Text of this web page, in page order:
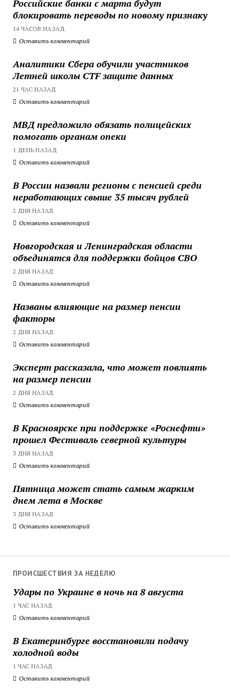
Российские банки с марта будут
блокировать переводы по новому признаку
14 ЧАСОВ НАЗАД
Оставить комментарий
Аналитики Сбера обучили участников
Летней школы CTF защите данных
21 ЧАС НАЗАД
Оставить комментарий
МВД предложило обязать полицейских
помогать органам опеки
1 ДЕНЬ НАЗАД
Оставить комментарий
В России назвали регионы с пенсией среди
неработающих свыше 35 тысяч рублей
2 ДНЯ НАЗАД
Оставить комментарий
Новгородская и Ленинградская области
объединятся для поддержки бойцов СВО
2 ДНЯ НАЗАД
Оставить комментарий
Названы влияющие на размер пенсии
факторы
2 ДНЯ НАЗАД
Оставить комментарий
Эксперт рассказала, что может повлиять
на размер пенсии
2 ДНЯ НАЗАД
Оставить комментарий
В Красноярске при поддержке «Роснефти»
прошел Фестиваль северной культуры
3 ДНЯ НАЗАД
Оставить комментарий
Пятница может стать самым жарким
днем лета в Москве
3 ДНЯ НАЗАД
Оставить комментарий
ПРОИСШЕСТВИЯ ЗА НЕДЕЛЮ
Удары по Украине в ночь на 8 августа
1 ЧАС НАЗАД
Оставить комментарий
В Екатеринбурге восстановили подачу
холодной воды
1 ЧАС НАЗАД
Оставить комментарий